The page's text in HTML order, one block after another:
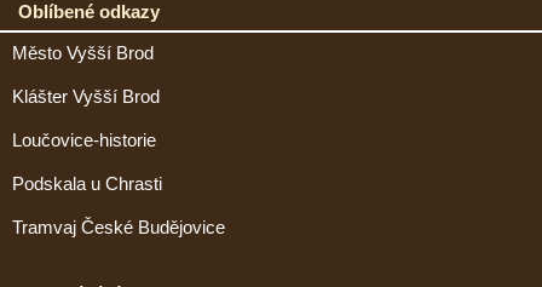
Oblíbené odkazy
Město Vyšší Brod
Klášter Vyšší Brod
Loučovice-historie
Podskala u Chrasti
Tramvaj České Budějovice